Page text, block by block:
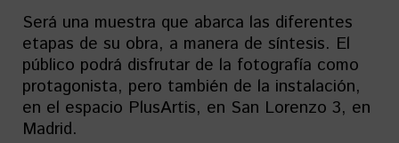
Será una muestra que abarca las diferentes
etapas de su obra, a manera de síntesis. El
público podrá disfrutar de la fotografía como
protagonista, pero también de la instalación,
en el espacio PlusArtis, en San Lorenzo 3, en
Madrid.